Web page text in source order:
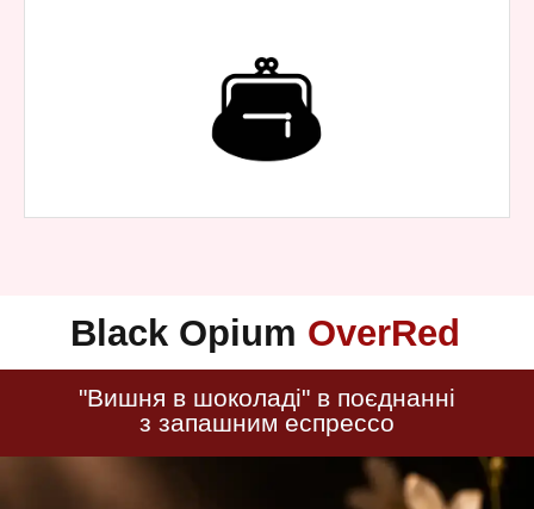
Black Opium OverRed
"Вишня в шоколаді" в поєднанні
з запашним еспрессо